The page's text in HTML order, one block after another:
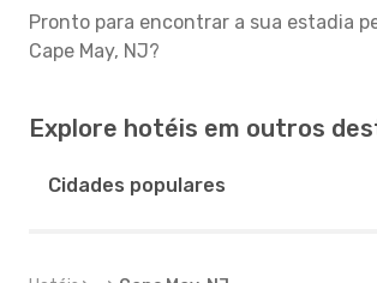
Pronto para encontrar a sua estadia
Cape May, NJ?
Explore hotéis em outros
Cidades populares